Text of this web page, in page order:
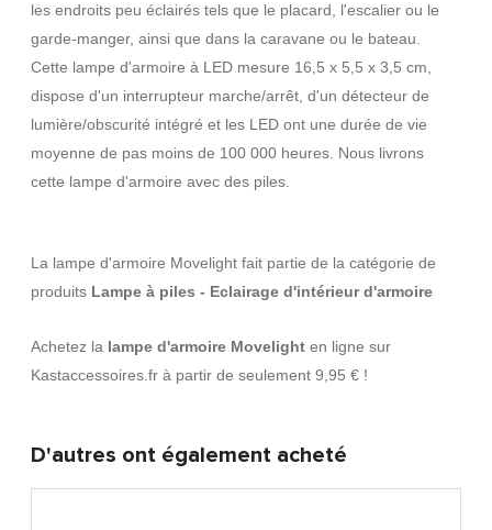
les endroits peu éclairés tels que le placard, l'escalier ou le
garde-manger, ainsi que dans la caravane ou le bateau.
Cette lampe d'armoire à LED mesure 16,5 x 5,5 x 3,5 cm,
dispose d'un interrupteur marche/arrêt, d'un détecteur de
lumière/obscurité intégré et les LED ont une durée de vie
moyenne de pas moins de 100 000 heures. Nous livrons
cette lampe d'armoire avec des piles.
La lampe d'armoire Movelight fait partie de la catégorie de
produits Lampe à piles - Eclairage d'intérieur d'armoire
Achetez la lampe d'armoire Movelight en ligne sur
Kastaccessoires.fr à partir de seulement 9,95 € !
D'autres ont également acheté